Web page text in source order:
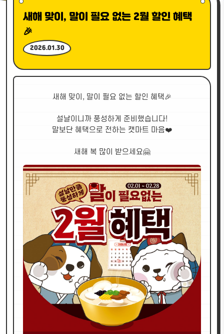
새해 맞이, 말이 필요 없는 2월 할인 혜택
🎉
2026.01.30
새해 맞이, 말이 필요 없는 할인 혜택🎉
설날이니까 풍성하게 준비했습니다!
말보단 혜택으로 전하는 캣마트 마음❤️
새해 복 많이 받으세요🤗